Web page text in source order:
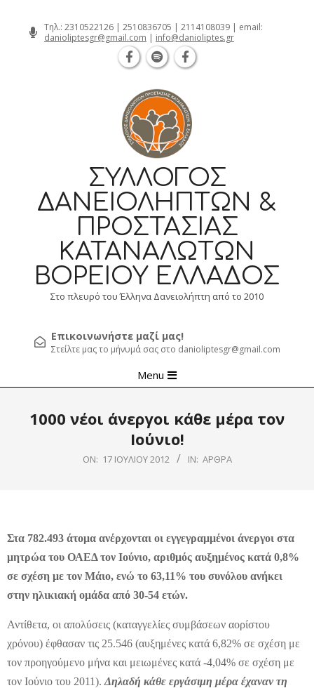
Τηλ.: 2310522126 | 2510836705 | 2114108039 | email:
danioliptesgr@gmail.com | info@danioliptes.gr
ΣΎΛΛΟΓΟΣ
ΔΑΝΕΙΟΛΗΠΤΏΝ &
ΠΡΟΣΤΑΣΊΑΣ
ΚΑΤΑΝΑΛΩΤΏΝ
ΒΟΡΕΊΟΥ ΕΛΛΆΔΟΣ
Στο πλευρό του Έλληνα Δανειολήπτη από το 2010
Επικοινωνήστε μαζί μας!
Στείλτε μας το μήνυμά σας στο danioliptesgr@gmail.com
Navigation
Menu
1000 νέοι άνεργοι κάθε μέρα τον
Ιούνιο!
ON: 17 ΙΟΥΛΊΟΥ 2012 IN: ΆΡΘΡΑ
Στα 782.493 άτομα ανέρχονται οι εγγεγραμμένοι άνεργοι στα
μητρώα του ΟΑΕΔ τον Ιούνιο, αριθμός αυξημένος κατά 0,8%
σε σχέση με τον Μάιο, ενώ το 63,11% του συνόλου ανήκει
στην ηλικιακή ομάδα από 30-54 ετών.
Αντίθετα, οι απολύσεις (καταγγελίες συμβάσεων αορίστου
χρόνου) έφθασαν τις 25.546 (αυξημένες κατά 6,82% σε σχέση με
τον προηγούμενο μήνα και μειωμένες κατά -4,04% σε σχέση με
τον Ιούνιο του 2011). Δηλαδή κάθε εργάσιμη μέρα έχαναν τη